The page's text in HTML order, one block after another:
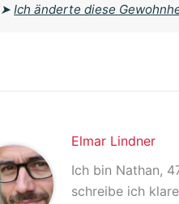
➤Ich änderte diese
Elmar Lindner
Ich bin Nathan,
schreibe ich